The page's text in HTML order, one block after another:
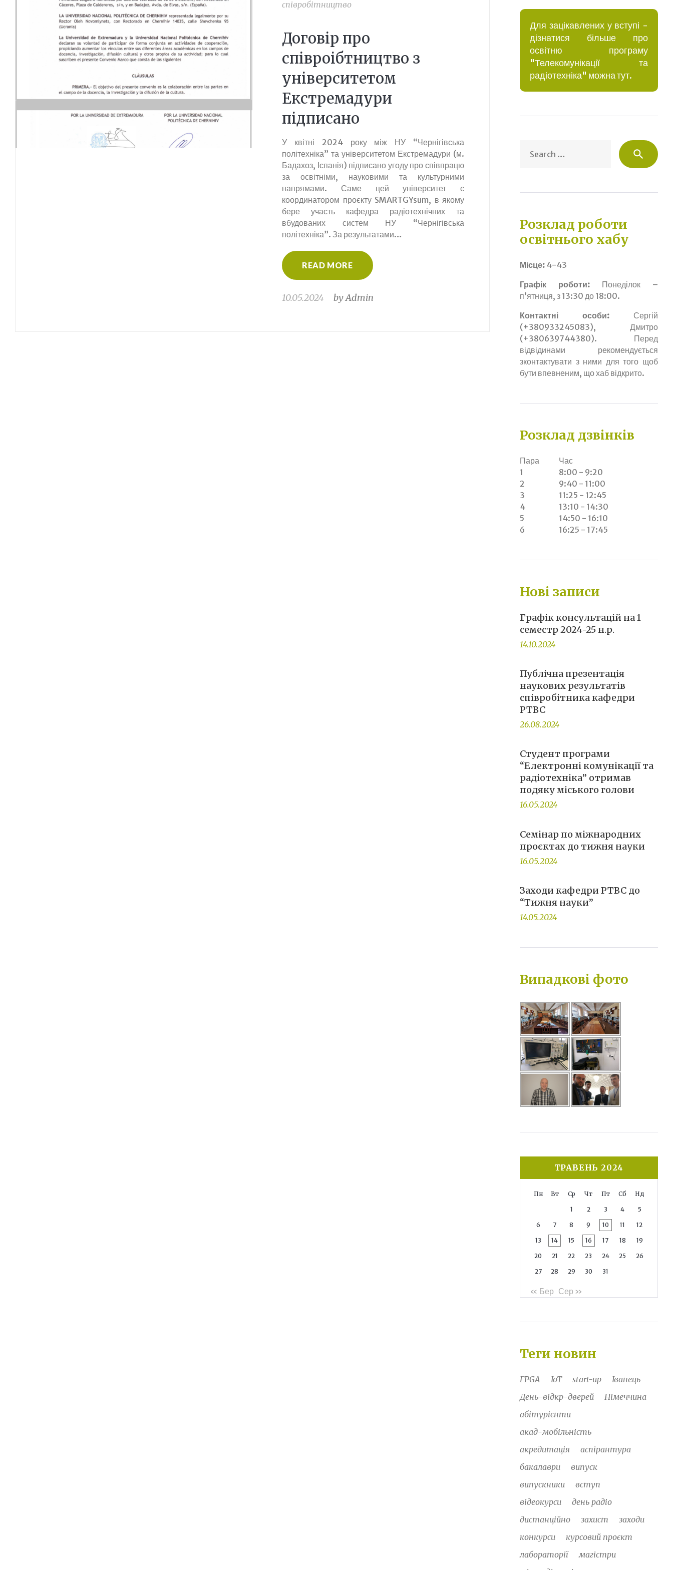
10.05.2024
співробітництво
Договір про
співроібтництво з
університетом
Екстремадури
підписано
У квітні 2024 року між НУ “Чернігівська
політехніка” та університетом Екстремадури (м.
Бадахоз, Іспанія) підписано угоду про співпрацю
за освітніми, науковими та культурними
напрямами. Саме цей університет є
координатором проєкту SMARTGYsum, в якому
бере участь кафедра радіотехнічних та
вбудованих систем НУ “Чернігівська
політехніка”. За результатами…
READ MORE
10.05.2024 byAdmin
Для зацікавлених у вступі -
дізнатися більше про
освітню програму
"Телекомунікації та
радіотехніка" можна тут.
search
Розклад роботи
освітнього хабу
Місце: 4-43
Графік роботи: Понеділок –
п’ятниця, з 13:30 до 18:00.
Контактні особи: Сергій
(+380933245083), Дмитро
(+380639744380). Перед
відвідинами рекомендується
зконтактувати з ними для того щоб
бути впевненим, що хаб відкрито.
Розклад дзвінків
Пара
Час
1
8:00 - 9:20
2
9:40 - 11:00
3
11:25 - 12:45
4
13:10 - 14:30
5
14:50 - 16:10
6
16:25 - 17:45
Нові записи
Графік консультацій на 1
семестр 2024-25 н.р.
14.10.2024
Публічна презентація
наукових результатів
співробітника кафедри
РТВС
26.08.2024
Студент програми
“Електронні комунікації та
радіотехніка” отримав
подяку міського голови
16.05.2024
Семінар по міжнародних
проєктах до тижня науки
16.05.2024
Заходи кафедри РТВС до
“Тижня науки”
14.05.2024
Випадкові фото
ТРАВЕНЬ 2024
Пн Вт Ср Чт Пт Сб Нд
1 2 3 4 5
6 7 8 9 10 11 12
13 14 15 16 17 18 19
20 21 22 23 24 25 26
27 28 29 30 31
« Бер Сер »
Теги новин
FPGA IoT start-up
Іванець
День-відкр-дверей
Німеччина
абітурієнти
акад-мобільність
акредитація
аспірантура
бакалаври
випуск
випускники
вступ
відеокурси
день радіо
дистанційно
захист
заходи
конкурси
курсовий проєкт
лабораторії
магістри